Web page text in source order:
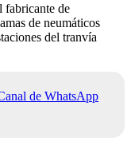
fabricante de
de neumáticos
del tranvía
de WhatsApp